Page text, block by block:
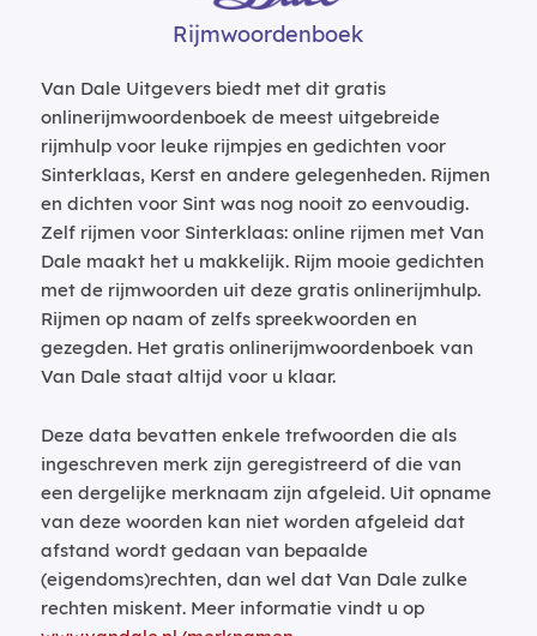
Rijmwoordenboek
Van Dale Uitgevers biedt met dit gratis
onlinerijmwoordenboek de meest uitgebreide
rijmhulp voor leuke rijmpjes en gedichten voor
Sinterklaas, Kerst en andere gelegenheden. Rijmen
en dichten voor Sint was nog nooit zo eenvoudig.
Zelf rijmen voor Sinterklaas: online rijmen met Van
Dale maakt het u makkelijk. Rijm mooie gedichten
met de rijmwoorden uit deze gratis onlinerijmhulp.
Rijmen op naam of zelfs spreekwoorden en
gezegden. Het gratis onlinerijmwoordenboek van
Van Dale staat altijd voor u klaar.
Deze data bevatten enkele trefwoorden die als
ingeschreven merk zijn geregistreerd of die van
een dergelijke merknaam zijn afgeleid. Uit opname
van deze woorden kan niet worden afgeleid dat
afstand wordt gedaan van bepaalde
(eigendoms)rechten, dan wel dat Van Dale zulke
rechten miskent. Meer informatie vindt u op